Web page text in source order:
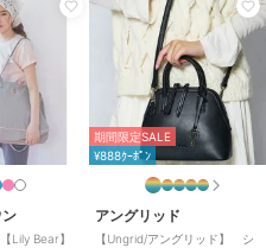
ス/無地
/ 撥水／防水加工
ヨガ
アウトドア
ジャー
ットボール
サッ
ボール/カジュア
可/
Lily Bear】
期間限定SALE
¥888ｸｰﾎﾟﾝ
アングリッド
【Ungrid/アングリッド】 シ